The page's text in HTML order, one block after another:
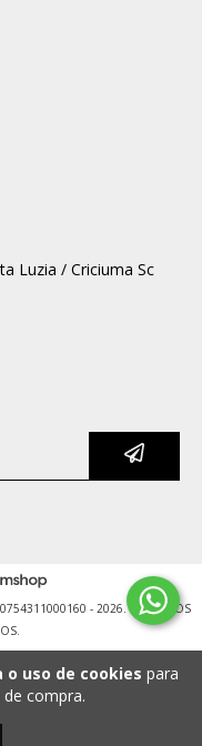
o uso de cookies para
de compra.
Luzia / Criciuma Sc
- 2026. TODOS OS